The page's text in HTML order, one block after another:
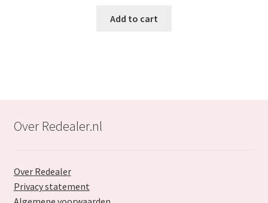
was:
Add to cart
Over Redealer.nl
Over Redealer
Privacy statement